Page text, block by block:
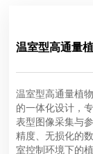
温室型高通量
温室型高通量植
的一体化设计，
表型图像采集与
精度、无损化的
室控制环境下的